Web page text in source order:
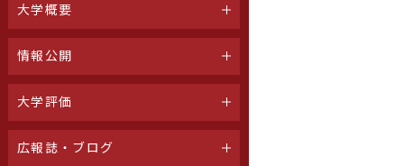
大学概要
情報公開
大学評価
広報誌・ブログ